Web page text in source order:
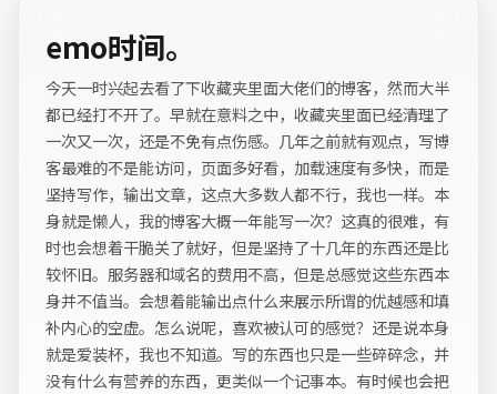
emo时间。
今天一时兴起去看了下收藏夹里面大佬们的博客，然而大半
都已经打不开了。早就在意料之中，收藏夹里面已经清理了
一次又一次，还是不免有点伤感。几年之前就有观点，写博
客最难的不是能访问，页面多好看，加载速度有多快，而是
坚持写作，输出文章，这点大多数人都不行，我也一样。本
身就是懒人，我的博客大概一年能写一次？这真的很难，有
时也会想着干脆关了就好，但是坚持了十几年的东西还是比
较怀旧。服务器和域名的费用不高，但是总感觉这些东西本
身并不值当。会想着能输出点什么来展示所谓的优越感和填
补内心的空虚。怎么说呢，喜欢被认可的感觉？还是说本身
就是爱装杯，我也不知道。写的东西也只是一些碎碎念，并
没有什么有营养的东西，更类似一个记事本。有时候也会把